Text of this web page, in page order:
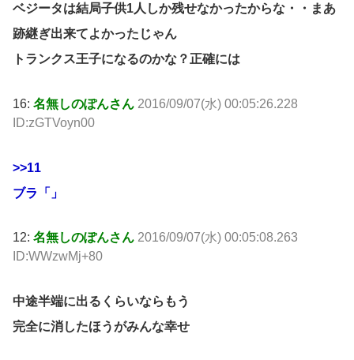
ベジータは結局子供1人しか残せなかったからな・・まあ
跡継ぎ出来てよかったじゃん
トランクス王子になるのかな？正確には
16: 名無しのぽんさん 2016/09/07(水) 00:05:26.228
ID:zGTVoyn00
>>11
ブラ「」
12: 名無しのぽんさん 2016/09/07(水) 00:05:08.263
ID:WWzwMj+80
中途半端に出るくらいならもう
完全に消したほうがみんな幸せ